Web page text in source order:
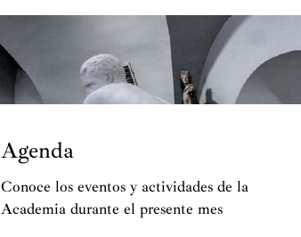
Agenda
Conoce los eventos y actividades de la
Academia durante el presente mes